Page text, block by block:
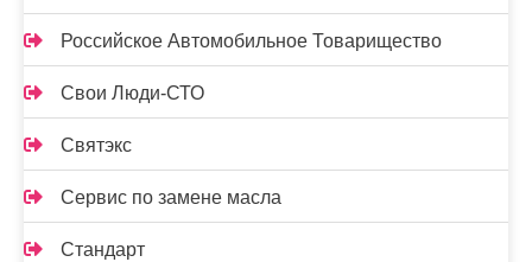
Российское Автомобильное Товарищество
Свои Люди-СТО
Святэкс
Сервис по замене масла
Стандарт